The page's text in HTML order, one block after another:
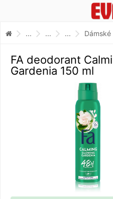
... ... ... Dámské
FA deodorant
Gardenia 150 ml